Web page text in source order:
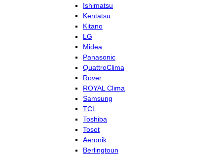
Ishimatsu
Kentatsu
Kitano
LG
Midea
Panasonic
QuattroClima
Rover
ROYAL Clima
Samsung
TCL
Toshiba
Tosot
Aeronik
Berlingtoun